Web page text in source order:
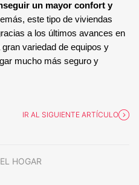
un mayor confort y
este tipo de viviendas
a los últimos avances en
variedad de equipos y
mucho más seguro y
IR AL SIGUIENTE ARTÍCULO
HOGAR